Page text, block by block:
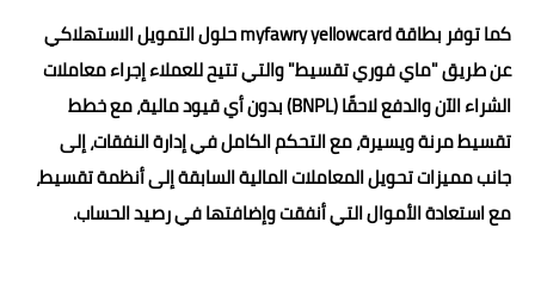
كما توفر بطاقة myfawry yellowcard حلول التمويل الاستهلاكي
عن طريق "ماي فوري تقسيط" والتي تتيح للعملاء إجراء معاملات
الشراء الآن والدفع لاحقًا (BNPL) بدون أي قيود مالية، مع خطط
تقسيط مرنة ويسيرة، مع التحكم الكامل في إدارة النفقات، إلى
جانب مميزات تحويل المعاملات المالية السابقة إلى أنظمة تقسيط،
مع استعادة الأموال التي أنفقت وإضافتها في رصيد الحساب.